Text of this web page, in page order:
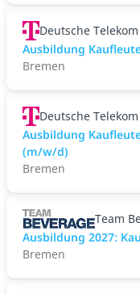
Deutsche Telekom
Ausbildung
Bremen
Deutsche Telekom
Ausbildung
(m/w/d)
Bremen
Team
Ausbildung 2027:
Bremen